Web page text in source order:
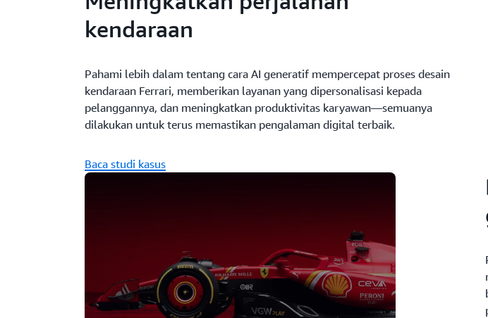
kendaraan
Pahami lebih dalam tentang cara AI generatif mempercepat proses desain
kendaraan Ferrari, memberikan layanan yang dipersonalisasi kepada
pelanggannya, dan meningkatkan produktivitas karyawan—semuanya
dilakukan untuk terus memastikan pengalaman digital terbaik.
Baca studi kasus